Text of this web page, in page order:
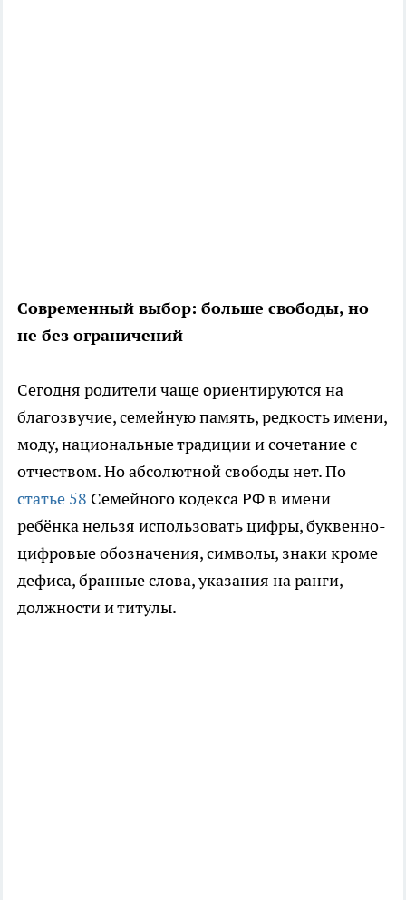
Современный выбор: больше свободы, но
не без ограничений
Сегодня родители чаще ориентируются на
благозвучие, семейную память, редкость имени,
моду, национальные традиции и сочетание с
отчеством. Но абсолютной свободы нет. По
статье 58 Семейного кодекса РФ в имени
ребёнка нельзя использовать цифры, буквенно-
цифровые обозначения, символы, знаки кроме
дефиса, бранные слова, указания на ранги,
должности и титулы.